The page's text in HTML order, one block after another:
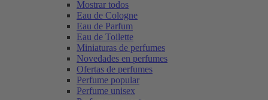
Mostrar todos
Eau de Cologne
Eau de Parfum
Eau de Toilette
Miniaturas de perfumes
Novedades en perfumes
Ofertas de perfumes
Perfume popular
Perfume unisex